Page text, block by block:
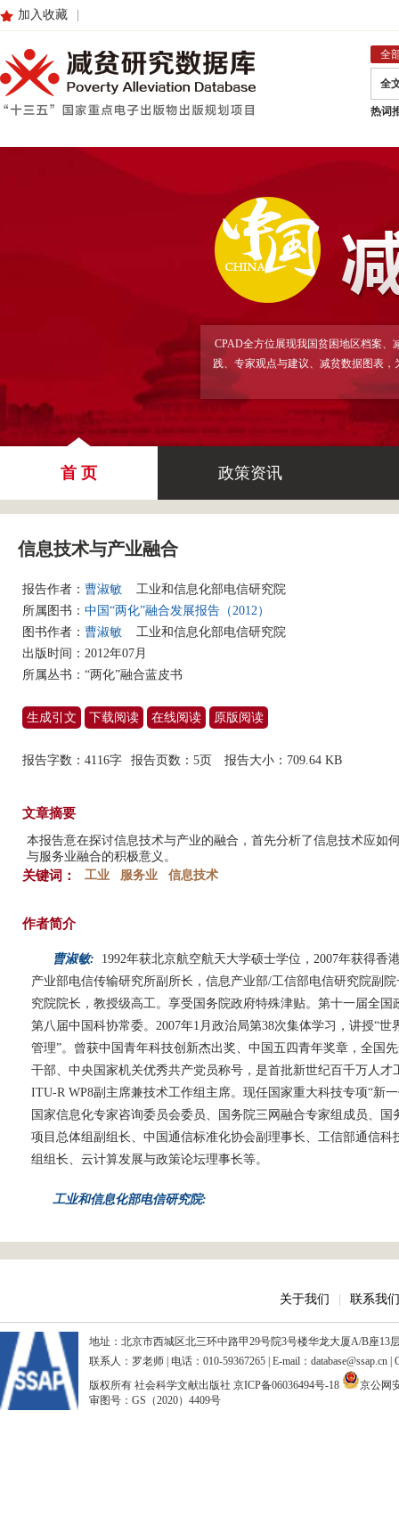
加入收藏
全
全
热词
CPAD全方位展现我国贫困地区档案
践、专家观点与建议、减贫数据图表
首 页 政策资讯
信息技术与产业融合
报告作者： 曹淑敏
工业和信息化部电信研究院
所属图书： 中国“两化”融合发展报告（2012）
图书作者： 曹淑敏
工业和信息化部电信研究院
出版时间：2012年07月
所属丛书： “两化”融合蓝皮书
生成引文 下载阅读 在线阅读 原版阅读
报告字数：4116字 报告页数：5页 报告大小： 709.64 KB
文章摘要
本报告意在探讨信息技术与产业的融合，首先分析了信息技术应如
与服务业融合的积极意义。
关键词： 工业 服务业 信息技术
作者简介
曹淑敏:
1992年获北京航空航天大学硕士学位，2007年获得香
产业部电信传输研究所副所长，信息产业部/工信部电信研究院副
究院院长，教授级高工。享受国务院政府特殊津贴。第十一届全
第八届中国科协常委。2007年1月政治局第38次集体学习，讲授“
管理”。曾获中国青年科技创新杰出奖、中国五四青年奖章，全国
干部、中央国家机关优秀共产党员称号，是首批新世纪百千万人
ITU-R WP8副主席兼技术工作组主席。现任国家重大科技专项“新
国家信息化专家咨询委员会委员、国务院三网融合专家组成员、国
项目总体组副组长、中国通信标准化协会副理事长、工信部通信
组组长、云计算发展与政策论坛理事长等。
工业和信息化部电信研究院:
关于我们 联系我们
地址：北京市西城区北三环中路甲29号院3号楼华龙大厦A/B座13
联系人：罗老师 | 电话：010-59367265 | E-mail：database@ssap.cn
版权所有 社会科学文献出版社 京ICP备06036494号-18
京公网
审图号：GS（2020）4409号